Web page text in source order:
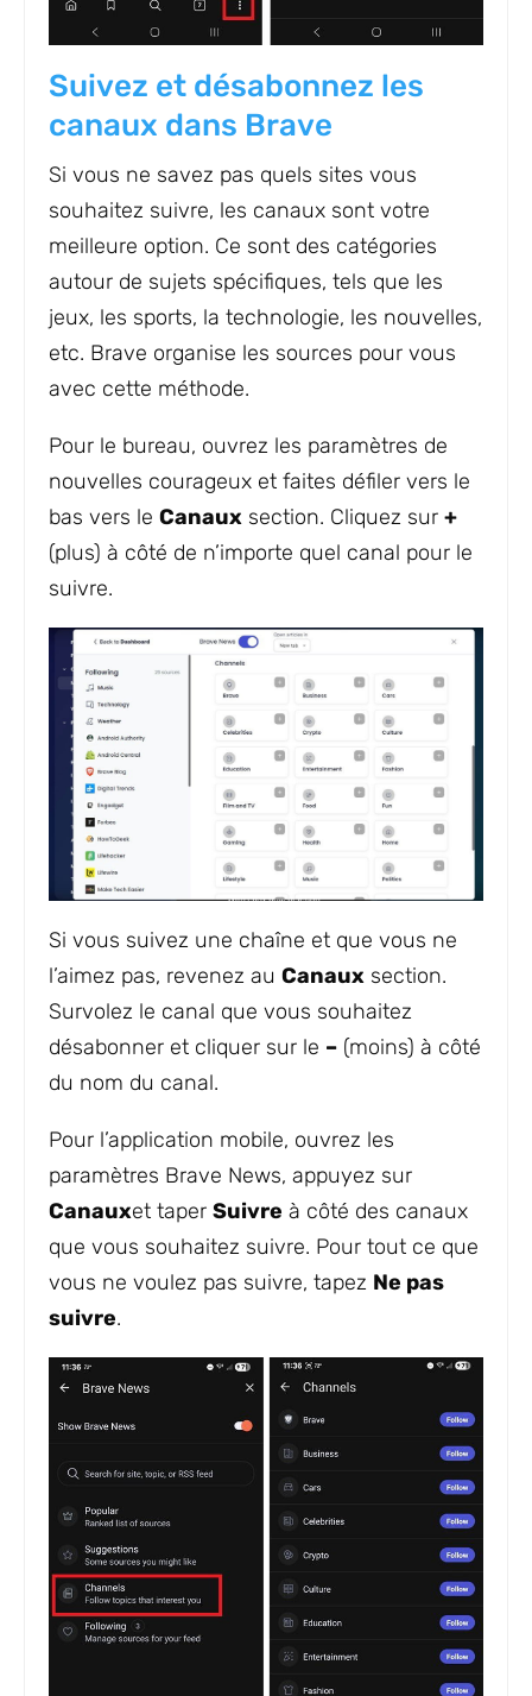
Suivez et désabonnez les
canaux dans Brave
Si vous ne savez pas quels sites vous
souhaitez suivre, les canaux sont votre
meilleure option. Ce sont des catégories
autour de sujets spécifiques, tels que les
jeux, les sports, la technologie, les nouvelles,
etc. Brave organise les sources pour vous
avec cette méthode.
Pour le bureau, ouvrez les paramètres de
nouvelles courageux et faites défiler vers le
bas vers le Canaux section. Cliquez sur +
(plus) à côté de n’importe quel canal pour le
suivre.
Si vous suivez une chaîne et que vous ne
l’aimez pas, revenez au Canaux section.
Survolez le canal que vous souhaitez
désabonner et cliquer sur le – (moins) à côté
du nom du canal.
Pour l’application mobile, ouvrez les
paramètres Brave News, appuyez sur
Canauxet taper Suivre à côté des canaux
que vous souhaitez suivre. Pour tout ce que
vous ne voulez pas suivre, tapez Ne pas
suivre.